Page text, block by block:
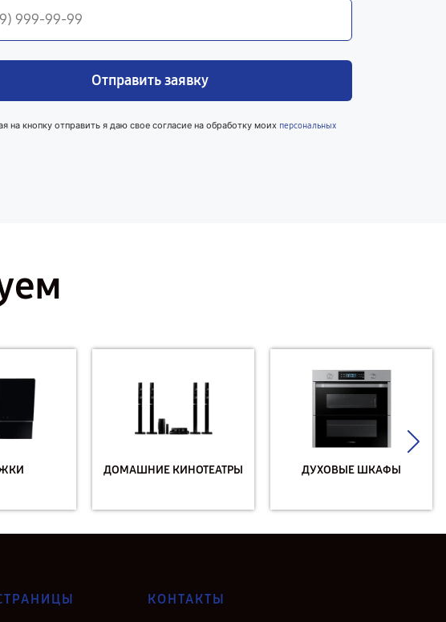
Отправить заявку
на кнопку отправить я даю свое согласие на обработку моих персональных
ДОМАШНИЕ КИНОТЕАТРЫ ДУХОВЫЕ ШКАФЫ
КОНТАКТЫ